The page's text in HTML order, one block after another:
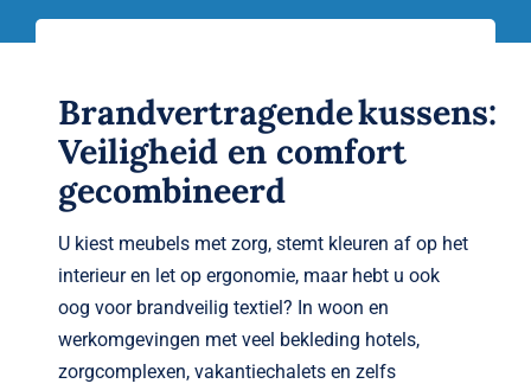
Nieuws
Contact
Brandvertragende kussens:
Veiligheid en comfort
gecombineerd
U kiest meubels met zorg, stemt kleuren af op het
interieur en let op ergonomie, maar hebt u ook
oog voor brandveilig textiel? In woon en
werkomgevingen met veel bekleding hotels,
zorgcomplexen, vakantiechalets en zelfs